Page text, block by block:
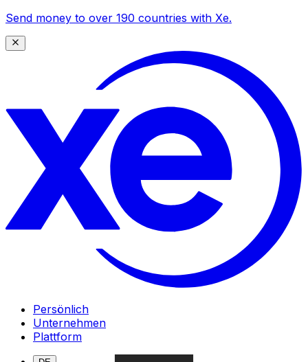
Send money to over 190 countries with Xe.
Persönlich
Unternehmen
Plattform